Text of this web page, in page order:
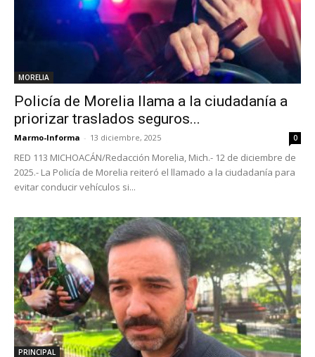
MORELIA
Policía de Morelia llama a la ciudadanía a
priorizar traslados seguros...
Marmo-Informa - 13 diciembre, 2025 0
RED 113 MICHOACÁN/Redacción Morelia, Mich.- 12 de diciembre de
2025.- La Policía de Morelia reiteró el llamado a la ciudadanía para
evitar conducir vehículos si...
PRINCIPAL